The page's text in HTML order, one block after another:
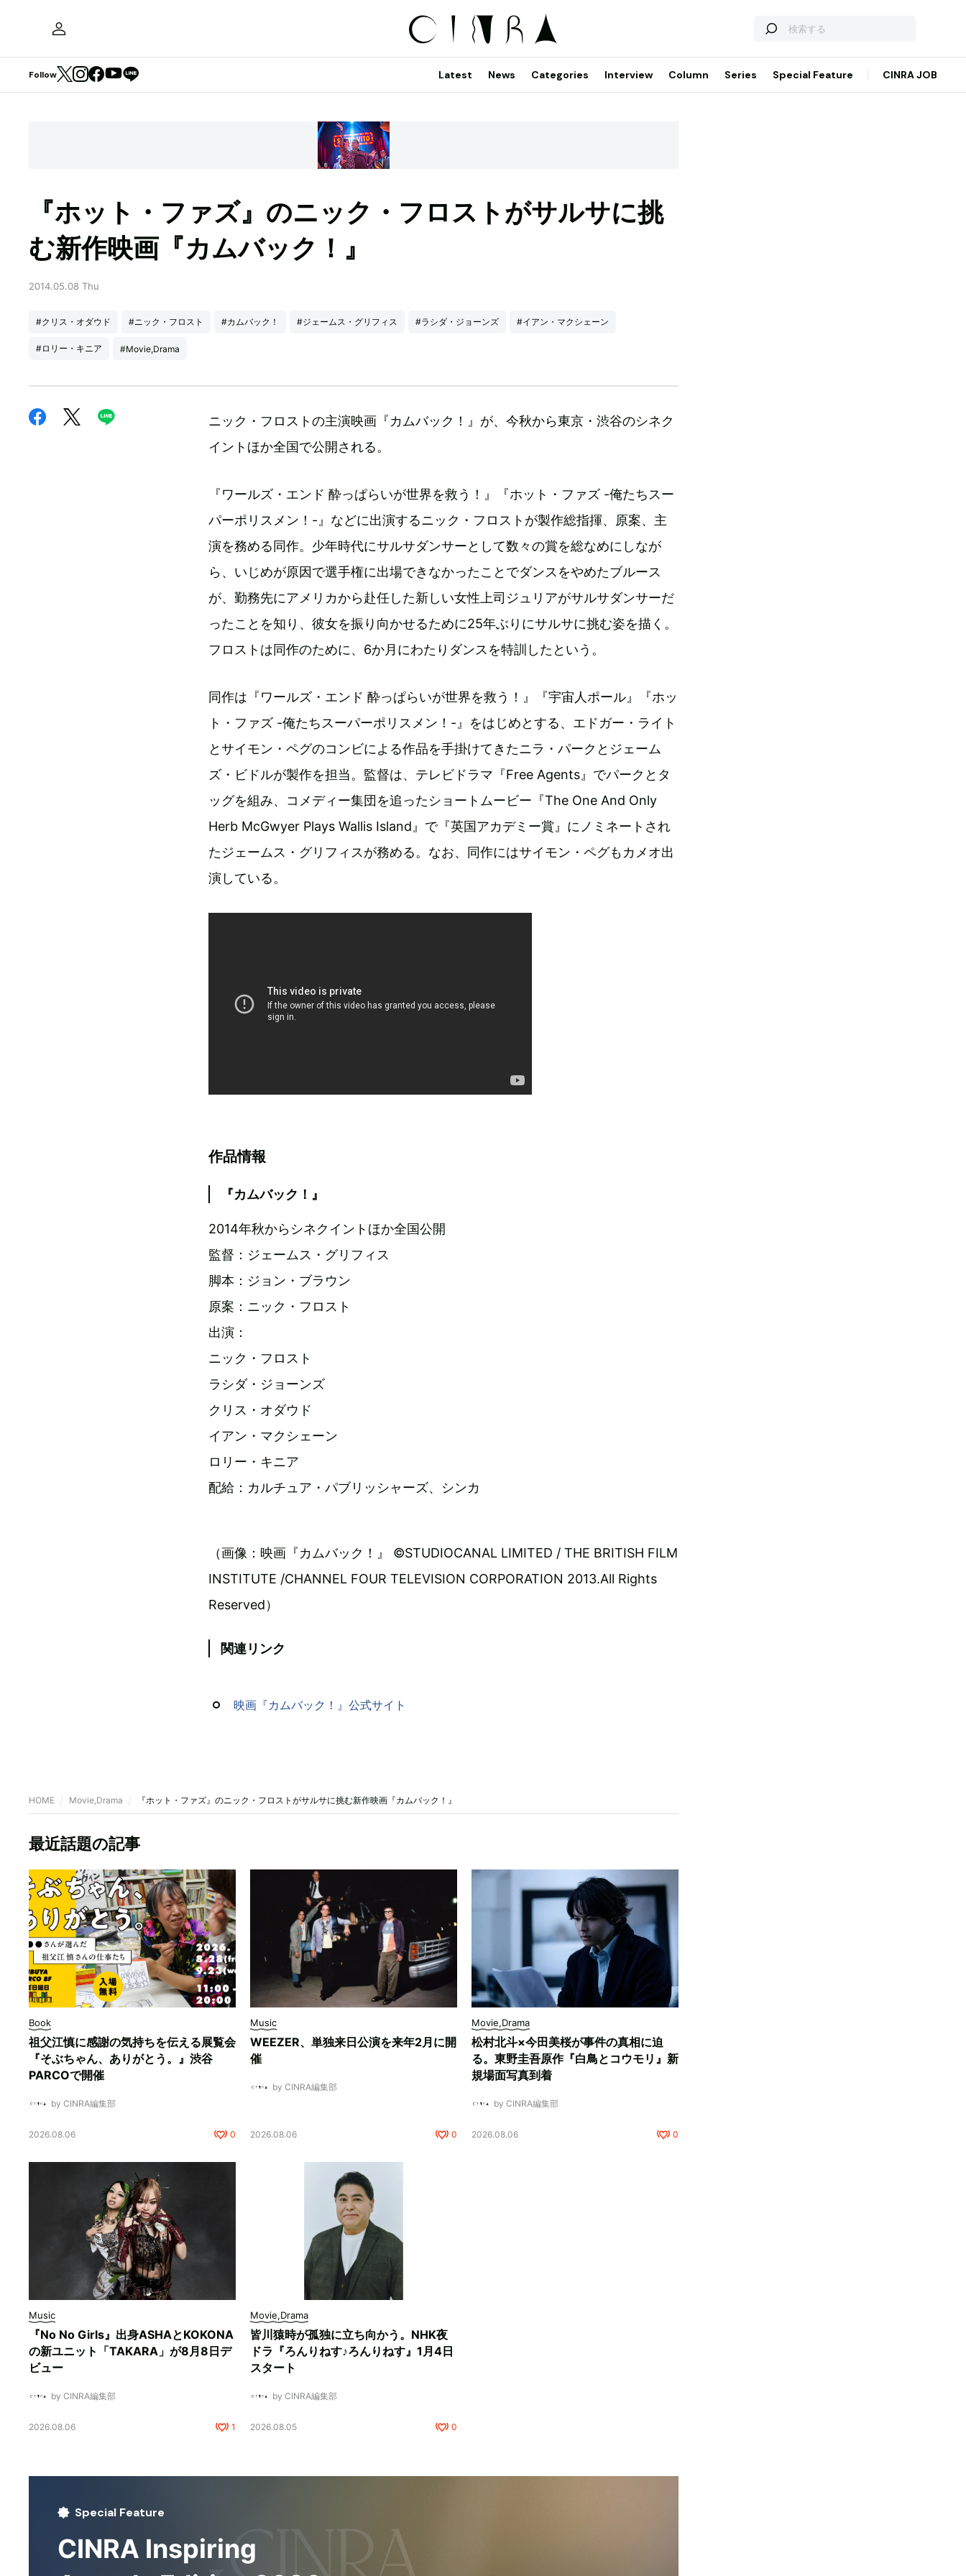
Follow Latest News Categories Interview Column Series Special Feature CINRA JOB
『ホット・ファズ』のニック・フロストがサルサに挑
む新作映画『カムバック！』
2014.05.08 Thu
#クリス・オダウド #ニック・フロスト #カムバック！ #ジェームス・グリフィス #ラシダ・ジョーンズ #イアン・マクシェーン
#ロリー・キニア #Movie,Drama
ニック・フロストの主演映画『カムバック！』が、今秋から東京・渋谷のシネク
イントほか全国で公開される。
『ワールズ・エンド 酔っぱらいが世界を救う！』『ホット・ファズ -俺たちスー
パーポリスメン！-』などに出演するニック・フロストが製作総指揮、原案、主
演を務める同作。少年時代にサルサダンサーとして数々の賞を総なめにしなが
ら、いじめが原因で選手権に出場できなかったことでダンスをやめたブルース
が、勤務先にアメリカから赴任した新しい女性上司ジュリアがサルサダンサーだ
ったことを知り、彼女を振り向かせるために25年ぶりにサルサに挑む姿を描く。
フロストは同作のために、6か月にわたりダンスを特訓したという。
同作は『ワールズ・エンド 酔っぱらいが世界を救う！』『宇宙人ポール』『ホッ
ト・ファズ -俺たちスーパーポリスメン！-』をはじめとする、エドガー・ライト
とサイモン・ペグのコンビによる作品を手掛けてきたニラ・パークとジェーム
ズ・ビドルが製作を担当。監督は、テレビドラマ『Free Agents』でパークとタ
ッグを組み、コメディー集団を追ったショートムービー『The One And Only
Herb McGwyer Plays Wallis Island』で『英国アカデミー賞』にノミネートされ
たジェームス・グリフィスが務める。なお、同作にはサイモン・ペグもカメオ出
演している。
作品情報
『カムバック！』
2014年秋からシネクイントほか全国公開
監督：ジェームス・グリフィス
脚本：ジョン・ブラウン
原案：ニック・フロスト
出演：
ニック・フロスト
ラシダ・ジョーンズ
クリス・オダウド
イアン・マクシェーン
ロリー・キニア
配給：カルチュア・パブリッシャーズ、シンカ
（画像：映画『カムバック！』 ©STUDIOCANAL LIMITED / THE BRITISH FILM
INSTITUTE /CHANNEL FOUR TELEVISION CORPORATION 2013.All Rights
Reserved）
関連リンク
映画『カムバック！』公式サイト
HOME Movie,Drama 『ホット・ファズ』のニック・フロストがサルサに挑む新作映画『カムバック！』
最近話題の記事
Book
祖父江慎に感謝の気持ちを伝える展覧会
『そぶちゃん、ありがとう。』渋谷
PARCOで開催
by CINRA編集部
2026.08.06 0
Music
WEEZER、単独来日公演を来年2月に開
催
by CINRA編集部
2026.08.06 0
Movie,Drama
松村北斗×今田美桜が事件の真相に迫
る。東野圭吾原作『白鳥とコウモリ』新
規場面写真到着
by CINRA編集部
2026.08.06 0
Music
『No No Girls』出身ASHAとKOKONA
の新ユニット「TAKARA」が8月8日デ
ビュー
by CINRA編集部
2026.08.06 1
Movie,Drama
皆川猿時が孤独に立ち向かう。NHK夜
ドラ『ろんりねす♪ろんりねす』1月4日
スタート
by CINRA編集部
2026.08.05 0
Special Feature
CINRA Inspiring